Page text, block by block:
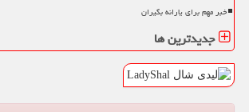
خبر مهم برای یارانه بگیران
جدیدترین ها